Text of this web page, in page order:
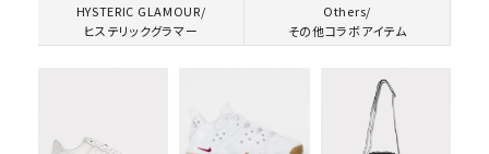
HYSTERIC GLAMOUR/
ヒステリックグラマー
Others/
その他コラボアイテム